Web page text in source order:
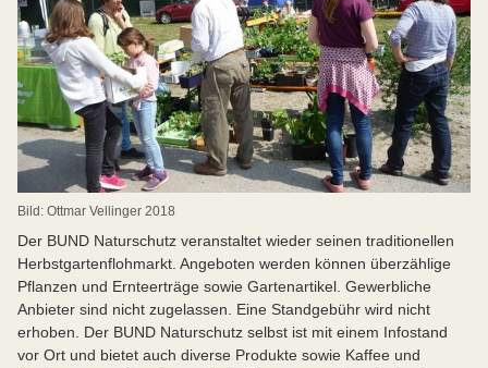
Bild: Ottmar Vellinger 2018
Der BUND Naturschutz veranstaltet wieder seinen traditionellen
Herbstgartenflohmarkt. Angeboten werden können überzählige
Pflanzen und Ernteerträge sowie Gartenartikel. Gewerbliche
Anbieter sind nicht zugelassen. Eine Standgebühr wird nicht
erhoben. Der BUND Naturschutz selbst ist mit einem Infostand
vor Ort und bietet auch diverse Produkte sowie Kaffee und